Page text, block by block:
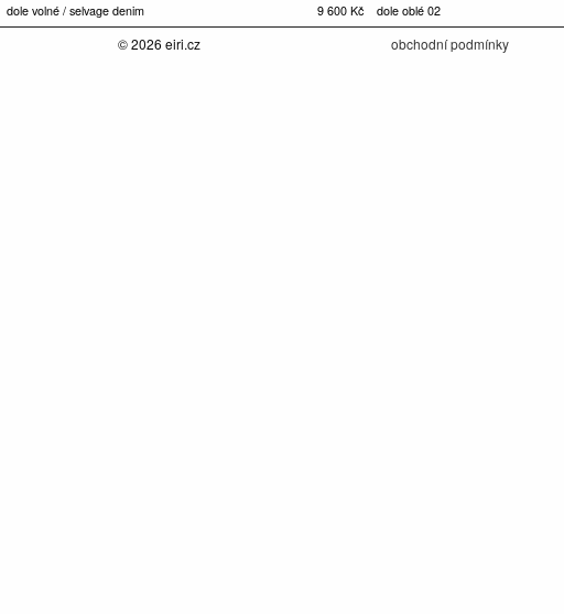
dole volné / selvage denim 9 600 Kč dole oblé 02
© 2026 eiri.cz obchodní podmínky